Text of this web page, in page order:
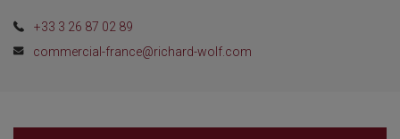
+33 3 26 87 02 89
commercial-france@richard-wolf.com